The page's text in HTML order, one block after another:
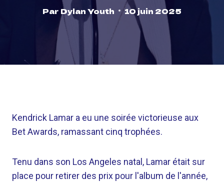
Par Dylan Youth 10 juin 2025
Kendrick Lamar a eu une soirée victorieuse aux
Bet Awards, ramassant cinq trophées.
Tenu dans son Los Angeles natal, Lamar était sur
place pour retirer des prix pour l'album de l'année,